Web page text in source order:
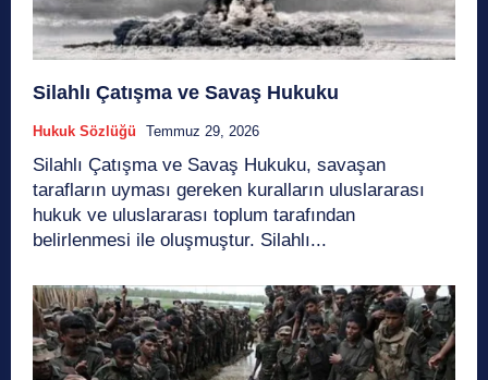
Silahlı Çatışma ve Savaş Hukuku
Hukuk Sözlüğü Temmuz 29, 2026
Silahlı Çatışma ve Savaş Hukuku, savaşan
tarafların uyması gereken kuralların uluslararası
hukuk ve uluslararası toplum tarafından
belirlenmesi ile oluşmuştur. Silahlı...